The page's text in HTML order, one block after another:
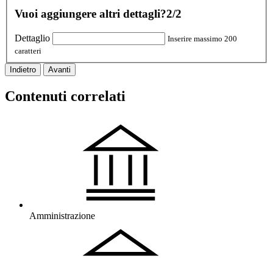
Vuoi aggiungere altri dettagli?2/2
Dettaglio
Inserire massimo 200
caratteri
Indietro Avanti
Contenuti correlati
Amministrazione